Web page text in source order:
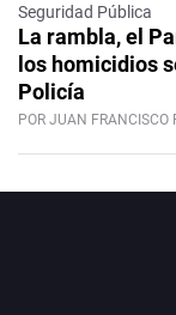
Seguridad Pública
La rambla, el
los homicidios
Policía
POR JUAN FRANCISCO